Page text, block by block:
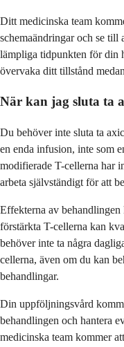
Ditt medicinska team
schemaändringar och se
lämpliga tidpunkten för din
övervaka ditt tillstånd
När kan jag sluta ta
Du behöver inte sluta ta
en enda infusion, inte som
modifierade T-cellerna har
arbeta självständigt för att
Effekterna av behandlingen
förstärkta T-cellerna kan
behöver inte ta några
cellerna, även om du kan
behandlingar.
Din uppföljningsvård
behandlingen och hantera
medicinska team kommer